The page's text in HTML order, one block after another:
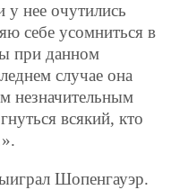
у нее очутились
себе усомниться в
при данном
случае она
незначительным
всякий, кто
Шопенгауэр.